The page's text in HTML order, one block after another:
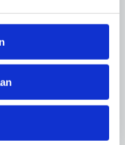
voor uw
Hoe doe